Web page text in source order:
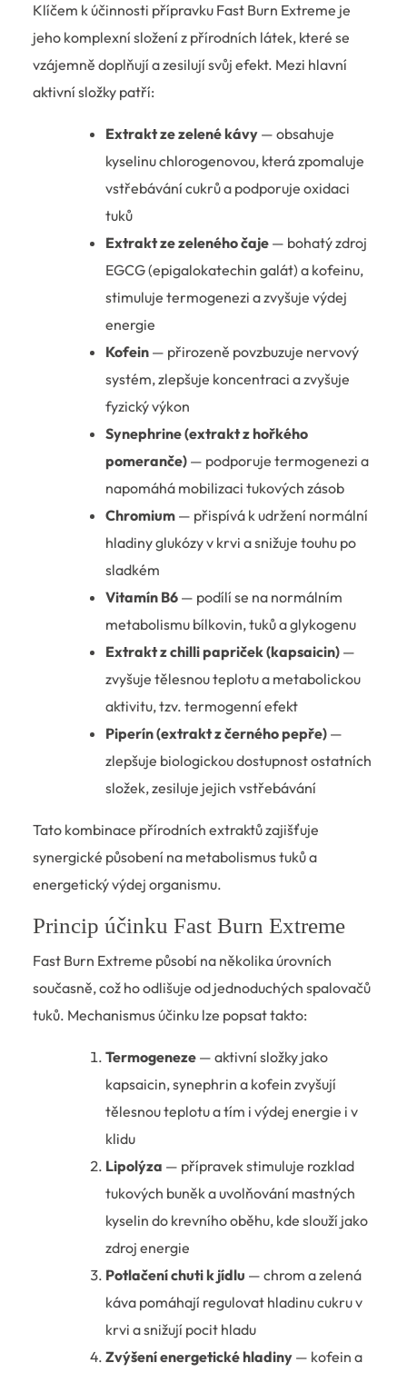
Klíčem k účinnosti přípravku Fast Burn Extreme je
jeho komplexní složení z přírodních látek, které se
vzájemně doplňují a zesilují svůj efekt. Mezi hlavní
aktivní složky patří:
Extrakt ze zelené kávy — obsahuje
kyselinu chlorogenovou, která zpomaluje
vstřebávání cukrů a podporuje oxidaci
tuků
Extrakt ze zeleného čaje — bohatý zdroj
EGCG (epigalokatechin galát) a kofeinu,
stimuluje termogenezi a zvyšuje výdej
energie
Kofein — přirozeně povzbuzuje nervový
systém, zlepšuje koncentraci a zvyšuje
fyzický výkon
Synephrine (extrakt z hořkého
pomeranče) — podporuje termogenezi a
napomáhá mobilizaci tukových zásob
Chromium — přispívá k udržení normální
hladiny glukózy v krvi a snižuje touhu po
sladkém
Vitamín B6 — podílí se na normálním
metabolismu bílkovin, tuků a glykogenu
Extrakt z chilli papriček (kapsaicin) —
zvyšuje tělesnou teplotu a metabolickou
aktivitu, tzv. termogenní efekt
Piperín (extrakt z černého pepře) —
zlepšuje biologickou dostupnost ostatních
složek, zesiluje jejich vstřebávání
Tato kombinace přírodních extraktů zajišťuje
synergické působení na metabolismus tuků a
energetický výdej organismu.
Princip účinku Fast Burn Extreme
Fast Burn Extreme působí na několika úrovních
současně, což ho odlišuje od jednoduchých spalovačů
tuků. Mechanismus účinku lze popsat takto:
Termogeneze — aktivní složky jako
kapsaicin, synephrin a kofein zvyšují
tělesnou teplotu a tím i výdej energie i v
klidu
Lipolýza — přípravek stimuluje rozklad
tukových buněk a uvolňování mastných
kyselin do krevního oběhu, kde slouží jako
zdroj energie
Potlačení chuti k jídlu — chrom a zelená
káva pomáhají regulovat hladinu cukru v
krvi a snižují pocit hladu
Zvýšení energetické hladiny — kofein a